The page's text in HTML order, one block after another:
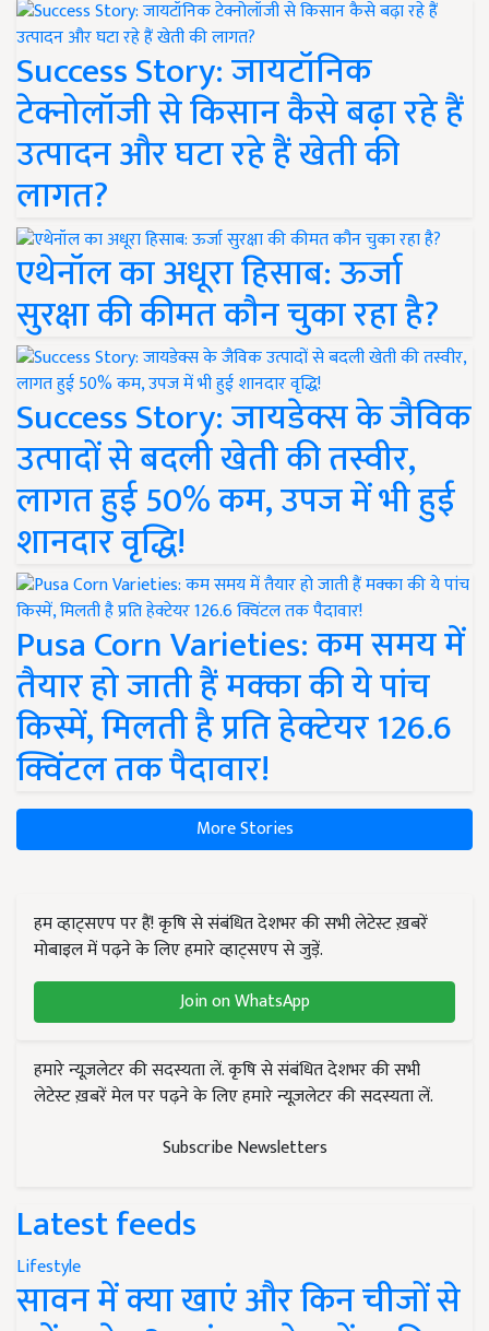
Success Story: जायटॉनिक
टेक्नोलॉजी से किसान कैसे बढ़ा रहे हैं
उत्पादन और घटा रहे हैं खेती की
लागत?
एथेनॉल का अधूरा हिसाब: ऊर्जा
सुरक्षा की कीमत कौन चुका रहा है?
Success Story: जायडेक्स के जैविक
उत्पादों से बदली खेती की तस्वीर,
लागत हुई 50% कम, उपज में भी हुई
शानदार वृद्धि!
Pusa Corn Varieties: कम समय में
तैयार हो जाती हैं मक्का की ये पांच
किस्में, मिलती है प्रति हेक्टेयर 126.6
क्विंटल तक पैदावार!
More Stories
हम व्हाट्सएप पर हैं! कृषि से संबंधित देशभर की सभी लेटेस्ट ख़बरें
मोबाइल में पढ़ने के लिए हमारे व्हाट्सएप से जुड़ें.
Join on WhatsApp
हमारे न्यूज़लेटर की सदस्यता लें. कृषि से संबंधित देशभर की सभी
लेटेस्ट ख़बरें मेल पर पढ़ने के लिए हमारे न्यूज़लेटर की सदस्यता लें.
Subscribe Newsletters
Latest feeds
Lifestyle
सावन में क्या खाएं और किन चीजों से